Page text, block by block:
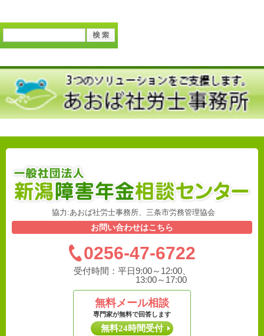
協力:あおば社労士事務所、三条市労務管理協会
お問い合わせはこちら
0256-47-6722
受付時間： 平日9:00～12:00、
13:00～17:00
無料メール相談
専門家が無料で回答します
無料24時間受付